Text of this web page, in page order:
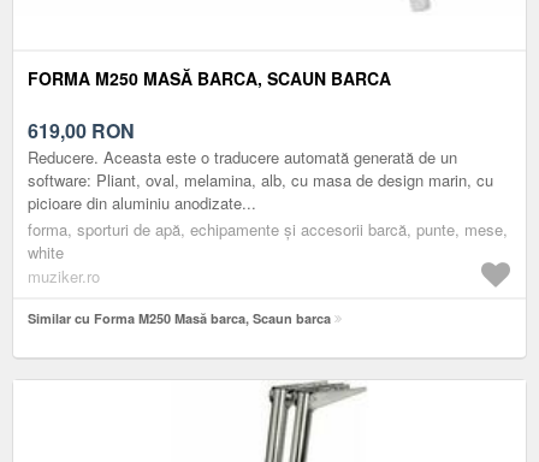
FORMA M250 MASĂ BARCA, SCAUN BARCA
619,00 RON
Reducere. Aceasta este o traducere automată generată de un
software: Pliant, oval, melamina, alb, cu masa de design marin, cu
picioare din aluminiu anodizate...
forma, sporturi de apă, echipamente și accesorii barcă, punte, mese,
white
muziker.ro
Similar cu Forma M250 Masă barca, Scaun barca